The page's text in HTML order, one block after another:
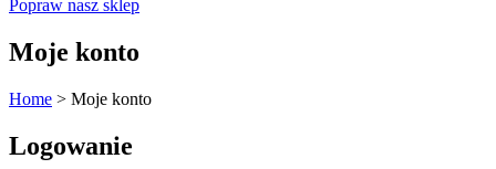
Popraw nasz sklep
Moje konto
Home > Moje konto
Logowanie